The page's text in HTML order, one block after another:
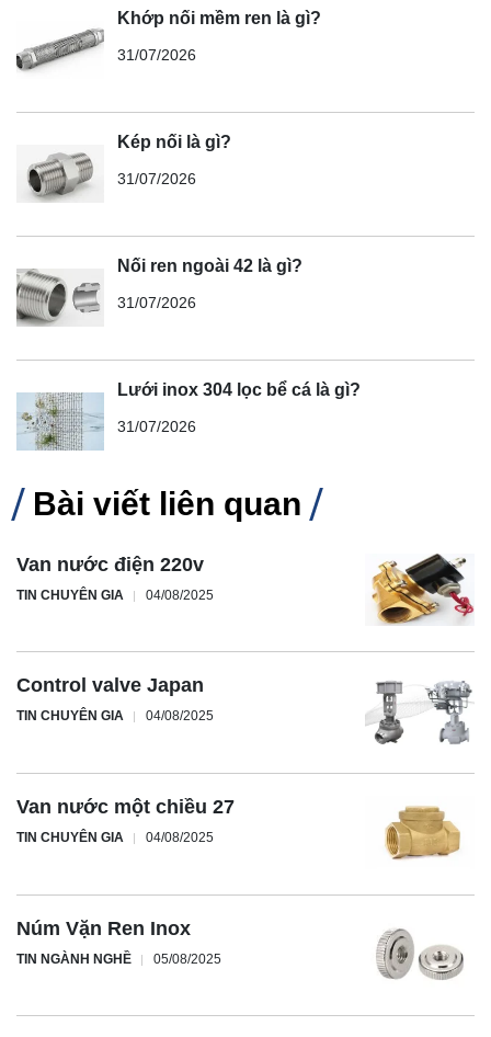
Khớp nối mềm ren là gì?
31/07/2026
Kép nối là gì?
31/07/2026
Nối ren ngoài 42 là gì?
31/07/2026
Lưới inox 304 lọc bể cá là gì?
31/07/2026
Bài viết liên quan
Van nước điện 220v
TIN CHUYÊN GIA 04/08/2025
Control valve Japan
TIN CHUYÊN GIA 04/08/2025
Van nước một chiều 27
TIN CHUYÊN GIA 04/08/2025
Núm Vặn Ren Inox
TIN NGÀNH NGHỀ 05/08/2025